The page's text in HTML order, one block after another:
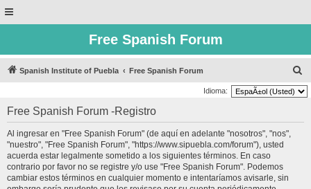
Free Spanish Forum
Spanish Institute of Puebla Free Spanish Forum
u
Idioma:
Free Spanish Forum -Registro
Al ingresar en "Free Spanish Forum" (de aquí en adelante "nosotros", "nos",
"nuestro", "Free Spanish Forum", "https://www.sipuebla.com/forum"), usted
acuerda estar legalmente sometido a los siguientes términos. En caso
contrario por favor no se registre y/o use "Free Spanish Forum". Podemos
cambiar estos términos en cualquier momento e intentaríamos avisarle, sin